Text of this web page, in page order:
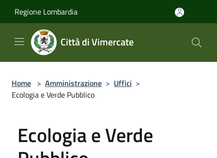
Regione Lombardia
Città di Vimercate
Home > Amministrazione > Uffici >
Ecologia e Verde Pubblico
Ecologia e Verde